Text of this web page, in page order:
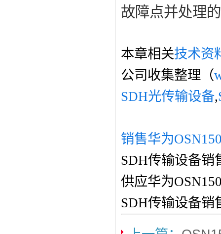
故障点并处理
本章相关技术资
公司收集整理（
SDH光传输设备,
销售华为
SDH传输设备销
供应华为
SDH传输设备销